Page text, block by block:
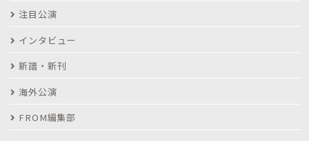
注目公演
インタビュー
新譜・新刊
海外公演
FROM編集部